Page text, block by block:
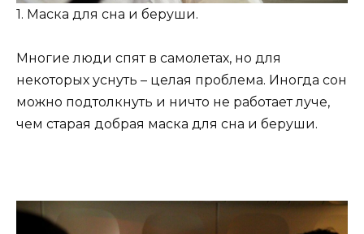
1. Маска для сна и беруши.
Многие люди спят в самолетах, но для
некоторых уснуть – целая проблема. Иногда сон
можно подтолкнуть и ничто не работает луче,
чем старая добрая маска для сна и беруши.